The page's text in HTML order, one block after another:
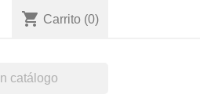
shopping_cart Carrito (0)